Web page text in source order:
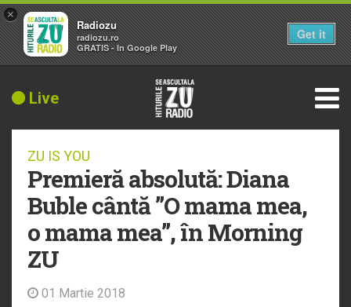
Live
ZU IS YOU
Premieră absolută: Diana
Buble cântă ”O mama mea,
o mama mea”, în Morning
ZU
01 Martie 2018
×
Radiozu
radiozu.ro
GRATIS - In Google Play
Get it